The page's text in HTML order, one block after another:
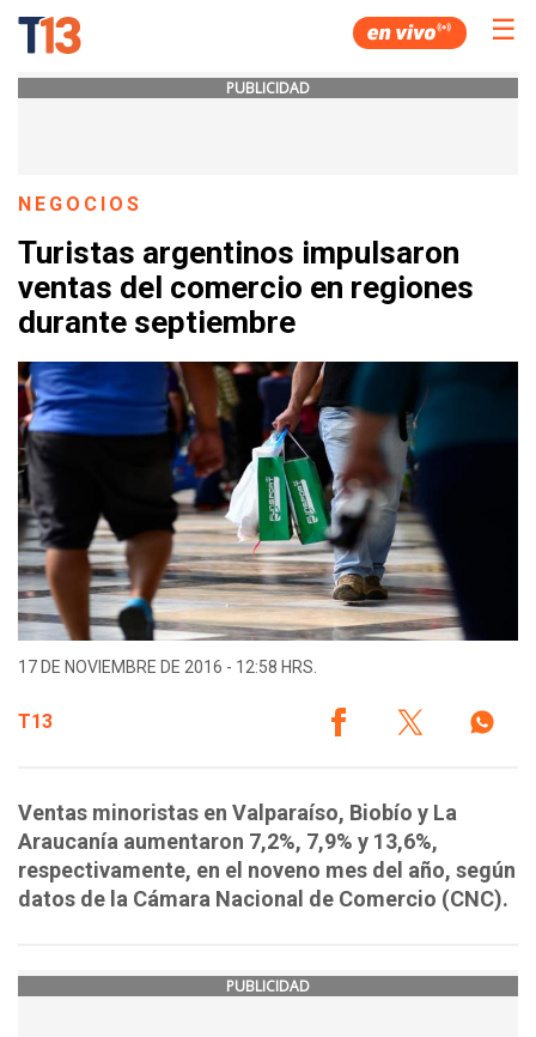
☰
PUBLICIDAD
NEGOCIOS
Turistas argentinos impulsaron
ventas del comercio en regiones
durante septiembre
17 DE NOVIEMBRE DE 2016 - 12:58 HRS.
T13
Ventas minoristas en Valparaíso, Biobío y La
Araucanía aumentaron 7,2%, 7,9% y 13,6%,
respectivamente, en el noveno mes del año, según
datos de la Cámara Nacional de Comercio (CNC).
PUBLICIDAD